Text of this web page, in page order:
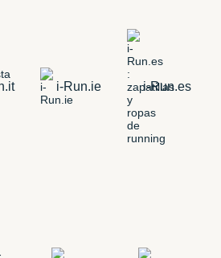
i-Run.ie i-Run.es